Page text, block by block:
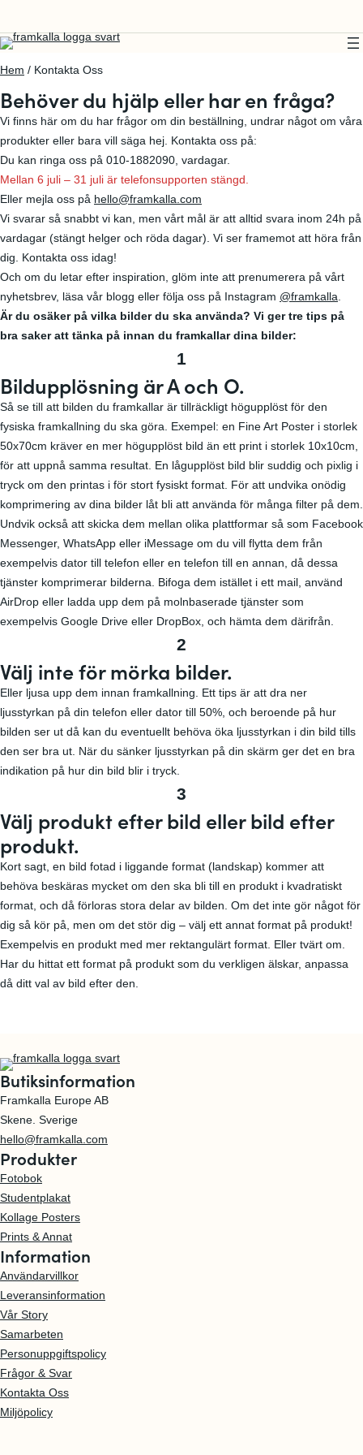
Hem / Kontakta Oss
Behöver du hjälp eller har en fråga?
Vi finns här om du har frågor om din beställning, undrar något om våra
produkter eller bara vill säga hej. Kontakta oss på:
Du kan ringa oss på 010-1882090, vardagar.
Mellan 6 juli – 31 juli är telefonsupporten stängd.
Eller mejla oss på hello@framkalla.com
Vi svarar så snabbt vi kan, men vårt mål är att alltid svara inom 24h på
vardagar (stängt helger och röda dagar). Vi ser framemot att höra från
dig. Kontakta oss idag!
Och om du letar efter inspiration, glöm inte att prenumerera på vårt
nyhetsbrev, läsa vår blogg eller följa oss på Instagram @framkalla.
Är du osäker på vilka bilder du ska använda? Vi ger tre tips på
bra saker att tänka på innan du framkallar dina bilder:
1
Bildupplösning är A och O.
Så se till att bilden du framkallar är tillräckligt högupplöst för den
fysiska framkallning du ska göra. Exempel: en Fine Art Poster i storlek
50x70cm kräver en mer högupplöst bild än ett print i storlek 10x10cm,
för att uppnå samma resultat. En lågupplöst bild blir suddig och pixlig i
tryck om den printas i för stort fysiskt format. För att undvika onödig
komprimering av dina bilder låt bli att använda för många filter på dem.
Undvik också att skicka dem mellan olika plattformar så som Facebook
Messenger, WhatsApp eller iMessage om du vill flytta dem från
exempelvis dator till telefon eller en telefon till en annan, då dessa
tjänster komprimerar bilderna. Bifoga dem istället i ett mail, använd
AirDrop eller ladda upp dem på molnbaserade tjänster som
exempelvis Google Drive eller DropBox, och hämta dem därifrån.
2
Välj inte för mörka bilder.
Eller ljusa upp dem innan framkallning. Ett tips är att dra ner
ljusstyrkan på din telefon eller dator till 50%, och beroende på hur
bilden ser ut då kan du eventuellt behöva öka ljusstyrkan i din bild tills
den ser bra ut. När du sänker ljusstyrkan på din skärm ger det en bra
indikation på hur din bild blir i tryck.
3
Välj produkt efter bild eller bild efter
produkt.
Kort sagt, en bild fotad i liggande format (landskap) kommer att
behöva beskäras mycket om den ska bli till en produkt i kvadratiskt
format, och då förloras stora delar av bilden. Om det inte gör något för
dig så kör på, men om det stör dig – välj ett annat format på produkt!
Exempelvis en produkt med mer rektangulärt format. Eller tvärt om.
Har du hittat ett format på produkt som du verkligen älskar, anpassa
då ditt val av bild efter den.
Butiksinformation
Framkalla Europe AB
Skene. Sverige
hello@framkalla.com
Produkter
Fotobok
Studentplakat
Kollage Posters
Prints & Annat
Information
Användarvillkor
Leveransinformation
Vår Story
Samarbeten
Personuppgiftspolicy
Frågor & Svar
Kontakta Oss
Miljöpolicy